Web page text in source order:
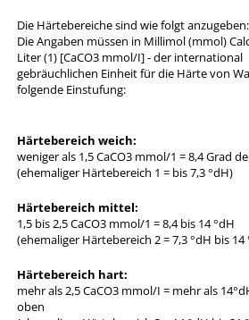
Die Härtebereiche sind wie folgt
Die Angaben müssen in Millimol (mmol)
Liter (1) [CaCO3 mmol/I] - der international
gebräuchlichen Einheit für die Härte von
folgende Einstufung:
Härtebereich weich:
weniger als 1,5 CaCO3 mmol/1 = 8,4 Grad
(ehemaliger Härtebereich 1 = bis 7,3 °dH)
Härtebereich mittel:
1,5 bis 2,5 CaCO3 mmol/1 = 8,4 bis 14 °dH
(ehemaliger Härtebereich 2 = 7,3 °dH bis 14
Härtebereich hart:
mehr als 2,5 CaCO3 mmol/I = mehr als
oben